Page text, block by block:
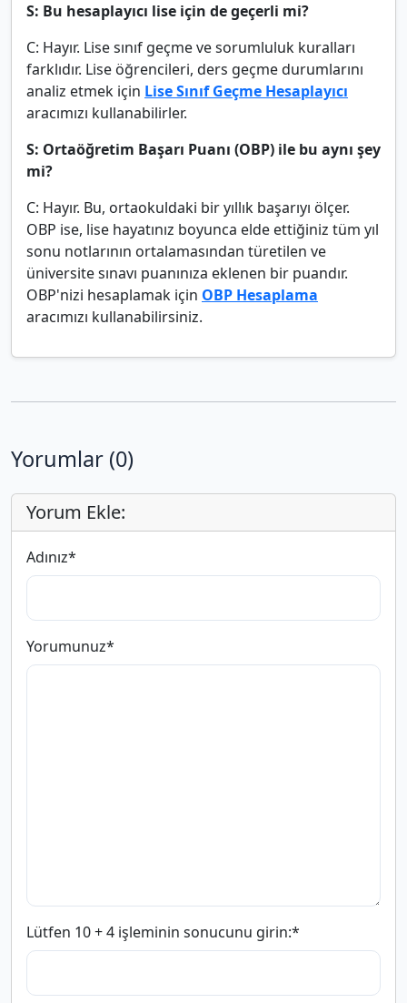
S: Bu hesaplayıcı lise için de geçerli mi?
C: Hayır. Lise sınıf geçme ve sorumluluk kuralları
farklıdır. Lise öğrencileri, ders geçme durumlarını
analiz etmek için Lise Sınıf Geçme Hesaplayıcı
aracımızı kullanabilirler.
S: Ortaöğretim Başarı Puanı (OBP) ile bu aynı şey
mi?
C: Hayır. Bu, ortaokuldaki bir yıllık başarıyı ölçer.
OBP ise, lise hayatınız boyunca elde ettiğiniz tüm yıl
sonu notlarının ortalamasından türetilen ve
üniversite sınavı puanınıza eklenen bir puandır.
OBP'nizi hesaplamak için OBP Hesaplama
aracımızı kullanabilirsiniz.
Yorumlar (0)
Yorum Ekle:
Adınız*
Yorumunuz*
Lütfen 10 + 4 işleminin sonucunu girin:*